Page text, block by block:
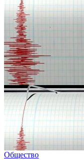
Общество